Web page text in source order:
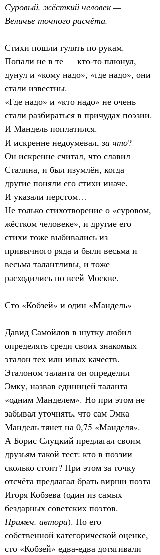
Суровый, жёсткий человек —
Величье точного расчёта.
Стихи пошли гулять по рукам.
Попали не в те — кто-то плюнул,
дунул и «кому надо», «где надо», они
стали известны.
«Где надо» и «кто надо» не очень
стали разбираться в причудах поэзии.
И Мандель поплатился.
И искренне недоумевал, за что?
Он искренне считал, что славил
Сталина, и был изумлён, когда
другие поняли его стихи иначе.
И указали перстом…
Не только стихотворение о «суровом,
жёстком человеке», и другие его
стихи тоже выбивались из
привычного ряда и были весьма и
весьма талантливы, и тоже
расходились по всей Москве.
Сто «Кобзей» и один «Мандель»
Давид Самойлов в шутку любил
определять среди своих знакомых
эталон тех или иных качеств.
Эталоном таланта он определил
Эмку, назвав единицей таланта
«одним Манделем». Но при этом не
забывал уточнять, что сам Эмка
Мандель тянет на 0,75 «Манделя».
А Борис Слуцкий предлагал своим
друзьям такой тест: кто в поэзии
сколько стоит? При этом за точку
отсчёта предлагал брать вирши поэта
Игоря Кобзева (один из самых
бездарных советских поэтов. —
Примеч. автора). По его
собственной категорической оценке,
сто «Кобзей» едва-едва дотягивали